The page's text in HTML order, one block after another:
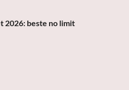
2026: beste no limit